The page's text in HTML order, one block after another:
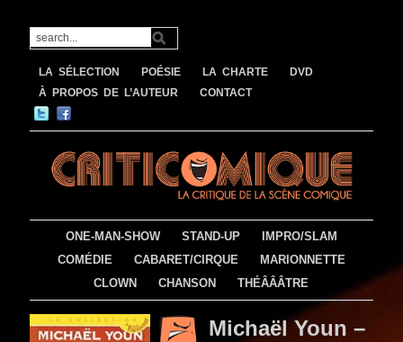
LA SÉLECTION POÉSIE LA CHARTE
DVD
À PROPOS DE L’AUTEUR
CONTACT
ONE-MAN-SHOW STAND-UP
IMPRO/SLAM
COMÉDIE
CABARET/CIRQUE
MARIONNETTE
CLOWN
CHANSON THÉÂÂÂTRE
Michaël Youn –